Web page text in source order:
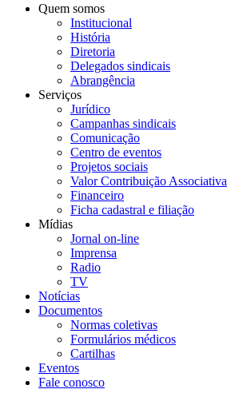
Quem somos
Institucional
História
Diretoria
Delegados sindicais
Abrangência
Serviços
Jurídico
Campanhas sindicais
Comunicação
Centro de eventos
Projetos sociais
Valor Contribuição Associativa
Financeiro
Ficha cadastral e filiação
Mídias
Jornal on-line
Imprensa
Radio
TV
Notícias
Documentos
Normas coletivas
Formulários médicos
Cartilhas
Eventos
Fale conosco